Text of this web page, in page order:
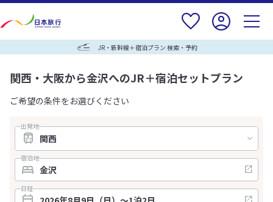
JR・新幹線＋宿泊プラン 検索・予約
関西・大阪から金沢へのJR＋宿泊セットプラン
ご希望の条件をお選びください
出発地
宿泊地
日程